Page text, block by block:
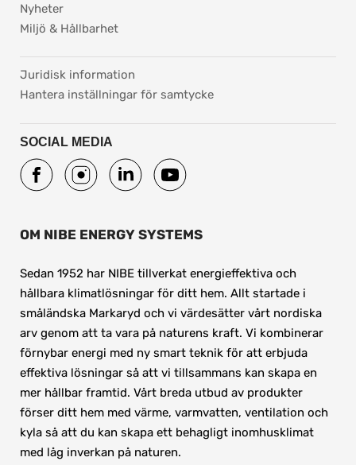
OM NIBE ENERGY SYSTEMS
Sedan 1952 har NIBE tillverkat energieffektiva och
hållbara klimatlösningar för ditt hem. Allt startade i
småländska Markaryd och vi värdesätter vårt nordiska
arv genom att ta vara på naturens kraft. Vi kombinerar
förnybar energi med ny smart teknik för att erbjuda
effektiva lösningar så att vi tillsammans kan skapa en
mer hållbar framtid. Vårt breda utbud av produkter
förser ditt hem med värme, varmvatten, ventilation och
kyla så att du kan skapa ett behagligt inomhusklimat
med låg inverkan på naturen.
Nyheter
Miljö & Hållbarhet
Juridisk information
Hantera inställningar för samtycke
SOCIAL MEDIA